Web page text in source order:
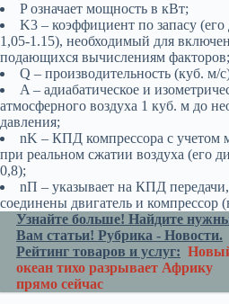
P означает мощность в кВт;
K3 – коэффициент по запасу
1,05-1.15), необходимый для
подающихся вычислениям факторов;
Q – производительность (куб. м/
A – адиабатическое и
атмосферного воздуха 1 куб. м до
давления;
nK – КПД компрессора с учетом
при реальном сжатии воздуха (его
0,8);
nП – указывает на КПД
соединены двигатель и компрессор
Узнайте больше! Найдите
Вам статьи! Рубрика - Новости.
Рейтинг товаров и услуг:
океан тихо разрывает Африку
прямо сейчас